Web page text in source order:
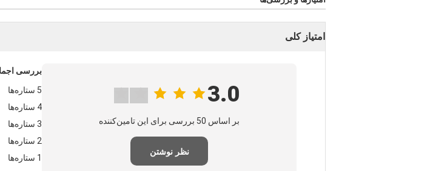
امتیاز کلی
3.0
بر اساس 50 بررسی برای این تامین‌کننده
نظر نوشتن
بررسی
5 ستاره‌ها
4 ستاره‌ها
3 ستاره‌ها
2 ستاره‌ها
1 ستاره‌ها